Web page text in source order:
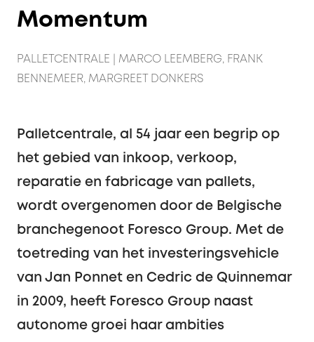
Momentum
PALLETCENTRALE | MARCO LEEMBERG, FRANK
BENNEMEER, MARGREET DONKERS
Palletcentrale, al 54 jaar een begrip op
het gebied van inkoop, verkoop,
reparatie en fabricage van pallets,
wordt overgenomen door de Belgische
branchegenoot Foresco Group. Met de
toetreding van het investeringsvehicle
van Jan Ponnet en Cedric de Quinnemar
in 2009, heeft Foresco Group naast
autonome groei haar ambities